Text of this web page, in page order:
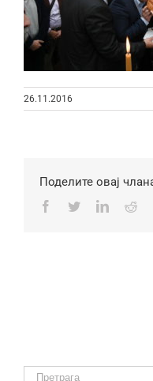
26.11.2016
Поделите овај
Facebook
TwitterLinkedIn
Traži: